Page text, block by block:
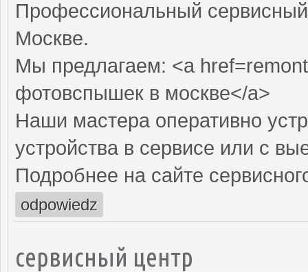
Профессиональный
Москве.
Мы предлагаем: <a
фотовспышек в москве</a>
Наши мастера оперативно
устройства в сервисе или с
Подробнее на сайте
odpowiedz
сервисный центр